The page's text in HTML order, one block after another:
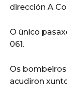
dirección A
O único
061.
Os
acudiron